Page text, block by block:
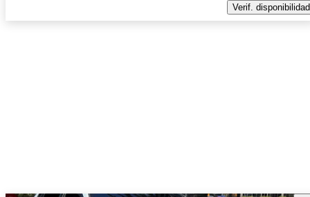
Verif. disponibilidad